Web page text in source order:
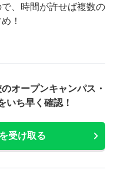
、時間が許せば複数の
！
のオープンキャンパス・
いち早く確認！
受け取る